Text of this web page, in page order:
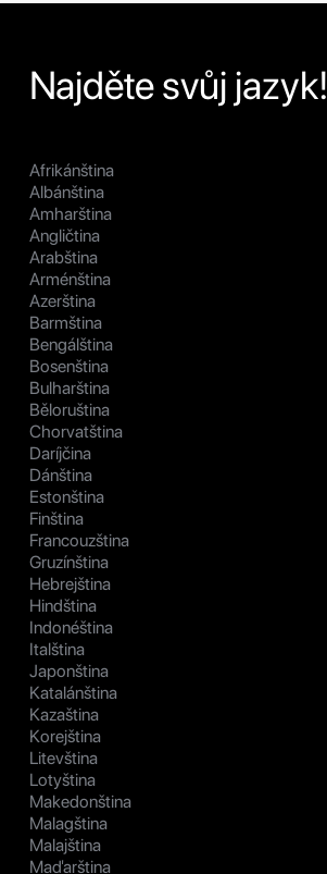
Najděte svůj jazyk!
Afrikánština
Albánština
Amharština
Angličtina
Arabština
Arménština
Azerština
Barmština
Bengálština
Bosenština
Bulharština
Běloruština
Chorvatština
Daríjčina
Dánština
Estonština
Finština
Francouzština
Gruzínština
Hebrejština
Hindština
Indonéština
Italština
Japonština
Katalánština
Kazaština
Korejština
Litevština
Lotyština
Makedonština
Malagština
Malajština
Maďarština